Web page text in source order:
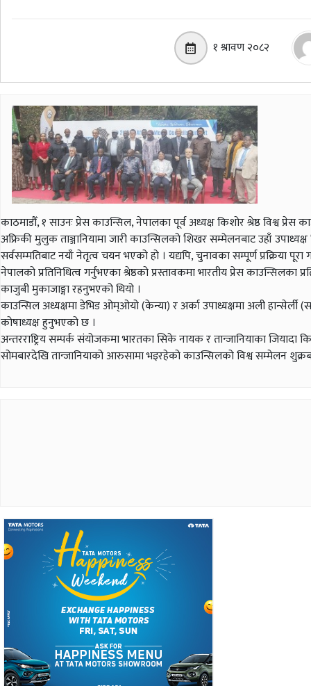
१ श्रावण २०८२
काठमाडौँ, १ साउनः प्रेस काउन्सिल, नेपालका पूर्व अध्यक्ष किशोर श्रेष्ठ विश्व
अफ्रिकी मुलुक ताञ्जानियामा जारी काउन्सिलको शिखर सम्मेलनबाट उहाँ
सर्वसम्मतिबाट नयाँ नेतृत्व चयन भएको हो । यद्यपि, चुनावका सम्पूर्ण प्रक्रिया पूरा
नेपालको प्रतिनिधित्व गर्नुभएका श्रेष्ठको प्रस्तावकमा भारतीय प्रेस
काजुबी मुकाजाङ्गा रहनुभएको थियो ।
काउन्सिल अध्यक्षमा डेभिड ओम्ओयो (केन्या) र अर्का उपाध्यक्षमा अली हान्सेर्ली
कोषाध्यक्ष हुनुभएको छ ।
अन्तरराष्ट्रिय सम्पर्क संयोजकमा भारतका सिके नायक र तान्जानियाका
सोमबारदेखि तान्जानियाको आरुसामा भइरहेको काउन्सिलको विश्व सम्मेलन